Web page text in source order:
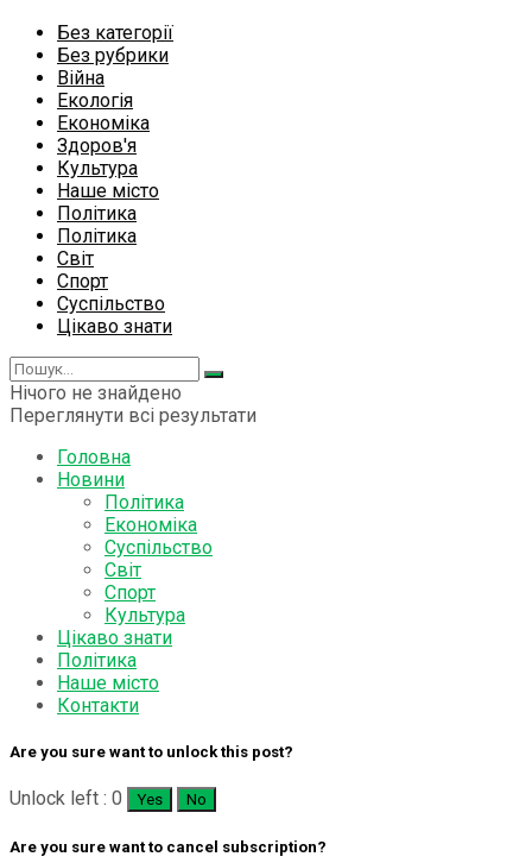
Без категорії
Без рубрики
Війна
Екологія
Економіка
Здоров'я
Культура
Наше місто
Політика
Політика
Світ
Спорт
Суспільство
Цікаво знати
Нічого не знайдено
Переглянути всі результати
Головна
Новини
Політика
Економіка
Суспільство
Світ
Спорт
Культура
Цікаво знати
Політика
Наше місто
Контакти
Are you sure want to unlock this post?
Unlock left : 0 Yes No
Are you sure want to cancel subscription?